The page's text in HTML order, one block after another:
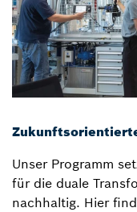
Unser Programm
für die duale
nachhaltig. Hier